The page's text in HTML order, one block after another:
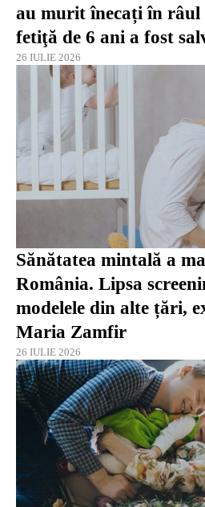
au murit înecați în
fetiţă de 6 ani a fost
26 IULIE 2026
Sănătatea mintală a
România. Lipsa
modelele din alte țări,
Maria Zamfir
26 IULIE 2026